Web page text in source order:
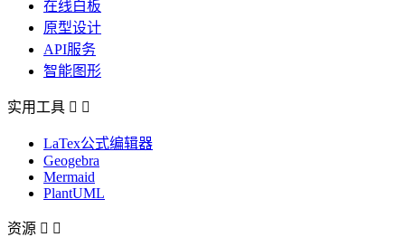
在线白板
原型设计
API服务
智能图形
实用工具  
LaTex公式编辑器
Geogebra
Mermaid
PlantUML
资源  